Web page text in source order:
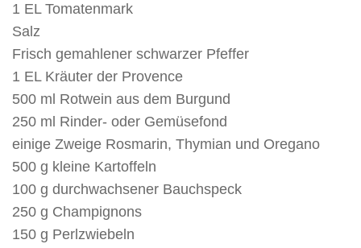
1 EL Tomatenmark
Salz
Frisch gemahlener schwarzer Pfeffer
1 EL Kräuter der Provence
500 ml Rotwein aus dem Burgund
250 ml Rinder- oder Gemüsefond
einige Zweige Rosmarin, Thymian und Oregano
500 g kleine Kartoffeln
100 g durchwachsener Bauchspeck
250 g Champignons
150 g Perlzwiebeln